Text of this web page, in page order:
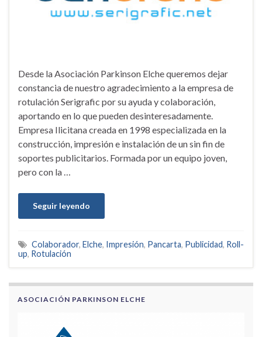
Desde la Asociación Parkinson Elche queremos dejar
constancia de nuestro agradecimiento a la empresa de
rotulación Serigrafic por su ayuda y colaboración,
aportando en lo que pueden desinteresadamente.
Empresa Ilicitana creada en 1998 especializada en la
construcción, impresión e instalación de un sin fin de
soportes publicitarios. Formada por un equipo joven,
pero con la …
Seguir leyendo
Colaborador, Elche, Impresión, Pancarta, Publicidad, Roll-
up, Rotulación
ASOCIACIÓN PARKINSON ELCHE